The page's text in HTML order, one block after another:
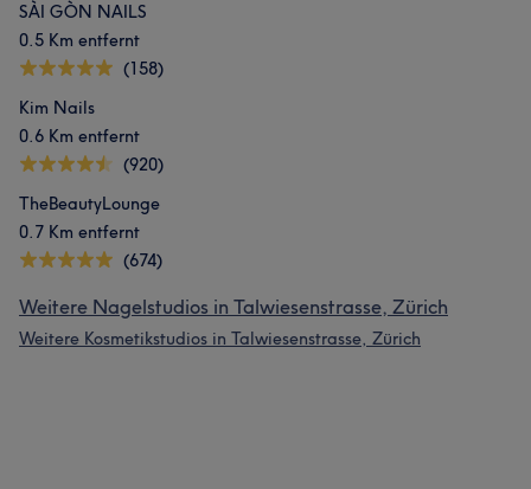
SÀI GÒN NAILS
0.5 Km entfernt
(158)
Kim Nails
0.6 Km entfernt
(920)
TheBeautyLounge
0.7 Km entfernt
(674)
Weitere Nagelstudios in Talwiesenstrasse, Zürich
Weitere Kosmetikstudios in Talwiesenstrasse, Zürich